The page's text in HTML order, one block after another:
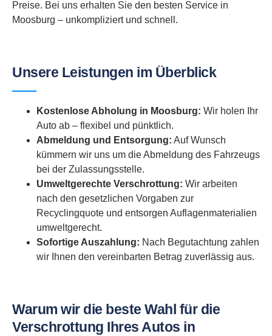
Preise. Bei uns erhalten Sie den besten Service in
Moosburg – unkompliziert und schnell.
Unsere Leistungen im Überblick
Kostenlose Abholung in Moosburg: Wir holen Ihr
Auto ab – flexibel und pünktlich.
Abmeldung und Entsorgung: Auf Wunsch
kümmern wir uns um die Abmeldung des Fahrzeugs
bei der Zulassungsstelle.
Umweltgerechte Verschrottung: Wir arbeiten
nach den gesetzlichen Vorgaben zur
Recyclingquote und entsorgen Auflagenmaterialien
umweltgerecht.
Sofortige Auszahlung: Nach Begutachtung zahlen
wir Ihnen den vereinbarten Betrag zuverlässig aus.
Warum wir die beste Wahl für die
Verschrottung Ihres Autos in